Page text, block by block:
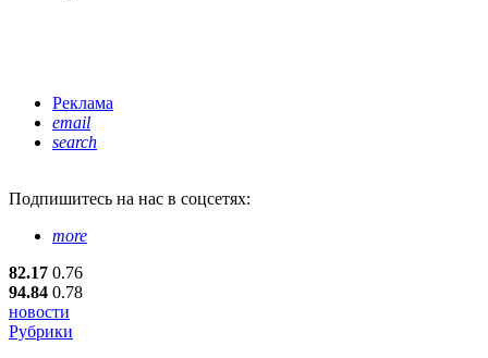
Реклама
email
search
Подпишитесь на нас в соцсетях:
more
82.17 0.76
94.84 0.78
новости
Рубрики